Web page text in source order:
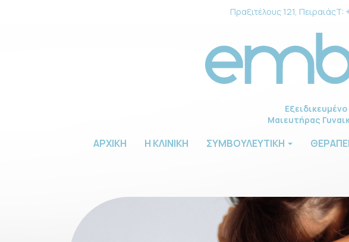
Πραξιτέλους 121, ΠειραιάςT:
Μαιευτήρας
ΑΡΧΙΚΗ Η ΚΛΙΝΙΚΗ ΣΥΜΒΟΥΛΕΥΤΙΚΗ